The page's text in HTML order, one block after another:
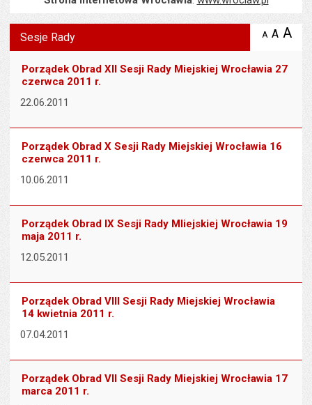
Sesje Rady A zmniejsz
A A
Porządek Obrad XII Sesji Rady Miejskiej Wrocławia 27
czerwca 2011 r.
22.06.2011
Porządek Obrad X Sesji Rady Miejskiej Wrocławia 16
czerwca 2011 r.
10.06.2011
Porządek Obrad IX Sesji Rady MIiejskiej Wrocławia 19
maja 2011 r.
12.05.2011
Porządek Obrad VIII Sesji Rady Miejskiej Wrocławia
14 kwietnia 2011 r.
07.04.2011
Porządek Obrad VII Sesji Rady Miejskiej Wrocławia 17
marca 2011 r.